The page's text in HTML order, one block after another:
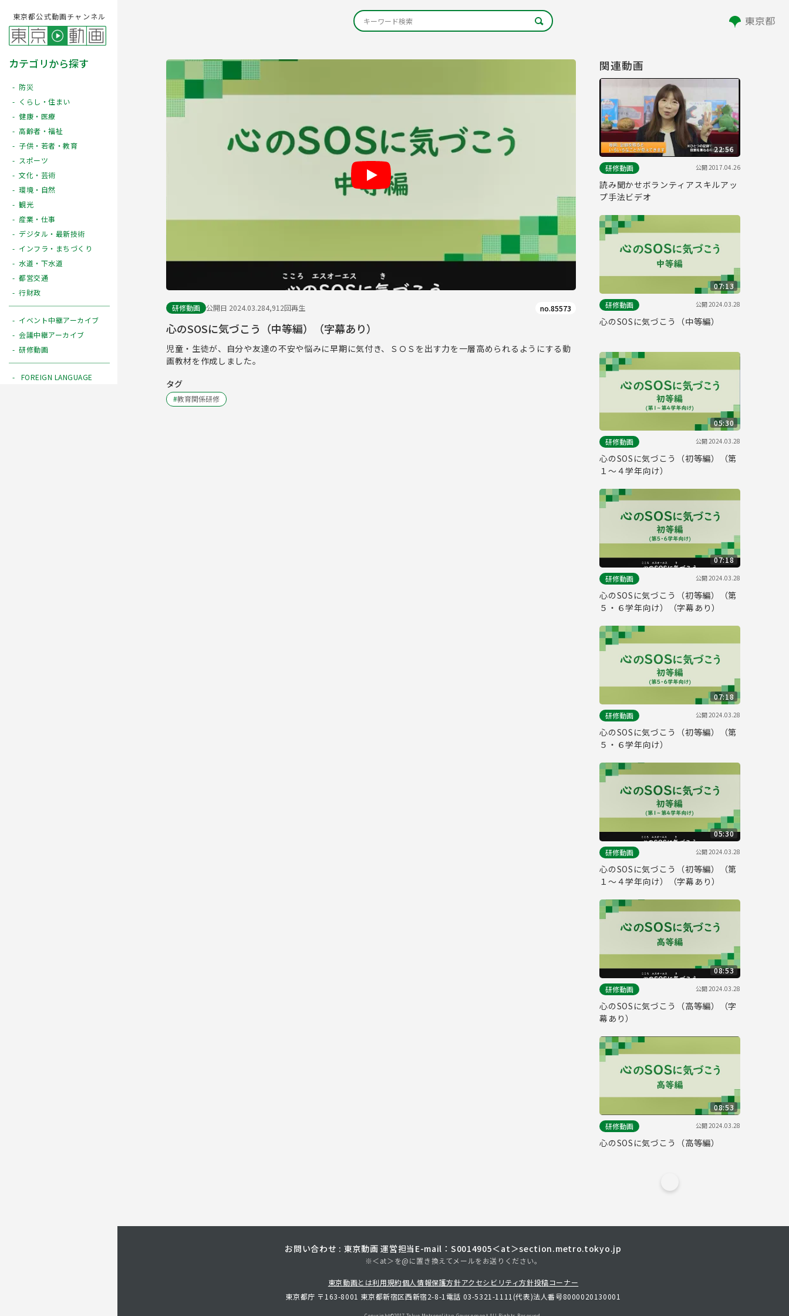
東京都公式動画チャンネル
カテゴリから探す
防災
くらし・住まい
健康・医療
高齢者・福祉
子供・若者・教育
スポーツ
文化・芸術
環境・自然
観光
産業・仕事
デジタル・最新技術
インフラ・まちづくり
水道・下水道
都営交通
行財政
イベント中継アーカイブ
会議中継アーカイブ
研修動画
FOREIGN LANGUAGE
研修動画 公開日 2024.03.284,912回再生 no.85573
心のSOSに気づこう（中等編）（字幕あり）
児童・生徒が、自分や友達の不安や悩みに早期に気付き、ＳＯＳを出す力を一層高められるようにする動
画教材を作成しました。
タグ
#教育関係研修
関連動画
22:56
研修動画
公開2017.04.26
読み聞かせボランティアスキルアッ
プ手法ビデオ
07:13
研修動画
公開2024.03.28
心のSOSに気づこう（中等編）
05:30
研修動画
公開2024.03.28
心のSOSに気づこう（初等編）（第
１～４学年向け）
07:18
研修動画
公開2024.03.28
心のSOSに気づこう（初等編）（第
５・６学年向け）（字幕あり）
07:18
研修動画
公開2024.03.28
心のSOSに気づこう（初等編）（第
５・６学年向け）
05:30
研修動画
公開2024.03.28
心のSOSに気づこう（初等編）（第
１～４学年向け）（字幕あり）
08:53
研修動画
公開2024.03.28
心のSOSに気づこう（高等編）（字
幕あり）
08:53
研修動画
公開2024.03.28
心のSOSに気づこう（高等編）
お問い合わせ : 東京動画 運営担当 E-mail：S0014905＜at＞section.metro.tokyo.jp
※＜at＞を@に置き換えてメールをお送りください。
東京動画とは利用規約個人情報保護方針アクセシビリティ方針投稿コーナー
東京都庁 〒163-8001 東京都新宿区西新宿2-8-1 電話 03-5321-1111(代表)法人番号8000020130001